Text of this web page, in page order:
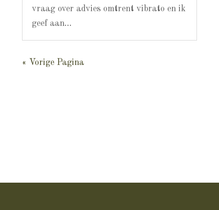
vraag over advies omtrent vibrato en ik
geef aan...
« Vorige Pagina